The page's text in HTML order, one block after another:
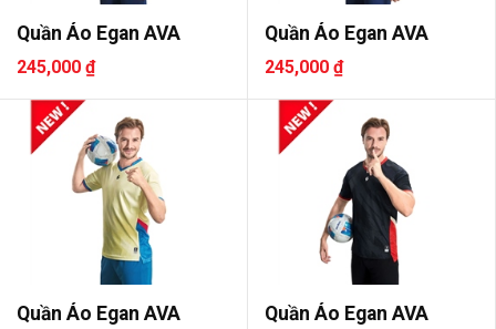
Quần Áo Egan AVA
245,000 ₫
Quần Áo Egan AVA
245,000 ₫
Quần Áo Egan AVA Quần Áo Egan AVA